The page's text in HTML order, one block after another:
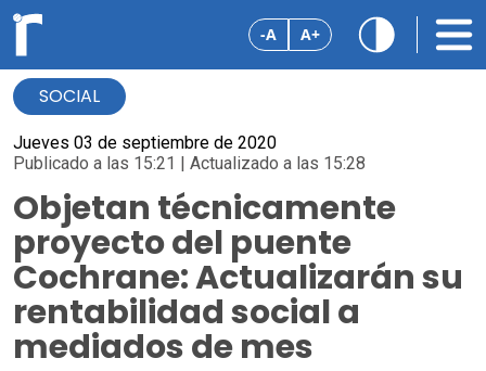
-A A+
SOCIAL
Jueves 03 de septiembre de 2020
Publicado a las 15:21 | Actualizado a las 15:28
Objetan técnicamente
proyecto del puente
Cochrane: Actualizarán su
rentabilidad social a
mediados de mes